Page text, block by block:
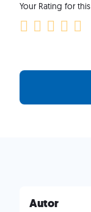
Your Rating for
Autor